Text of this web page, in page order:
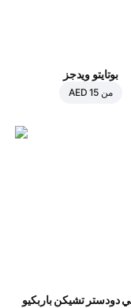
بوتايتو ويدجز
من AED 15
دودستر تشيكن باربكيو